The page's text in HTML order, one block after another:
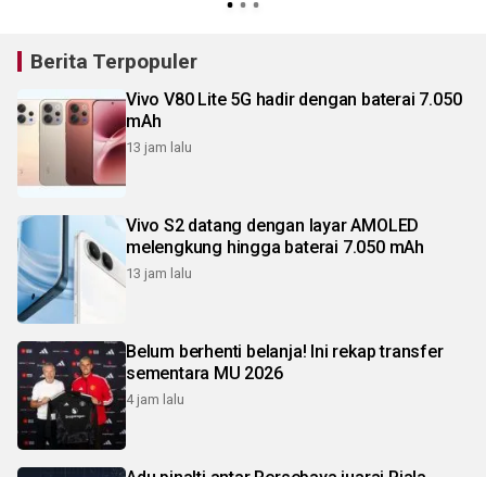
Berita Terpopuler
Vivo V80 Lite 5G hadir dengan baterai 7.050
mAh
13 jam lalu
Vivo S2 datang dengan layar AMOLED
melengkung hingga baterai 7.050 mAh
13 jam lalu
Belum berhenti belanja! Ini rekap transfer
sementara MU 2026
4 jam lalu